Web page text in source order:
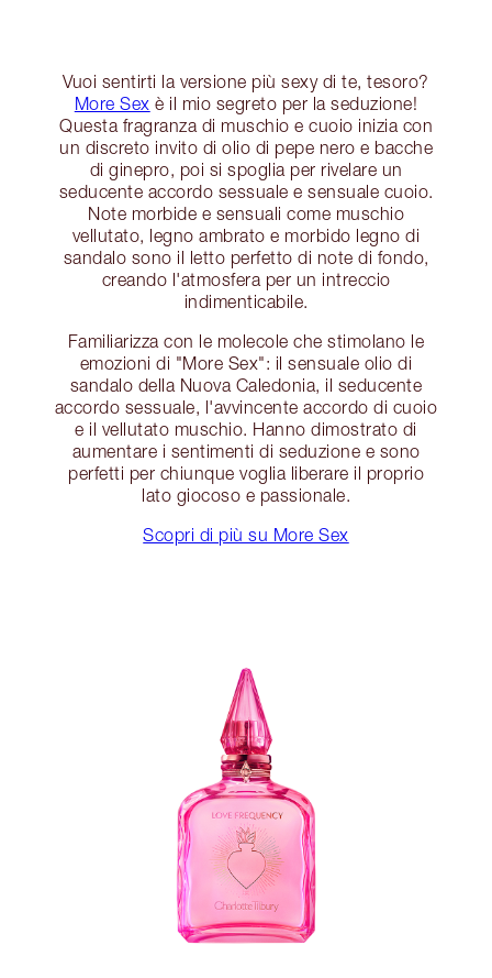
Vuoi sentirti la versione più sexy di te, tesoro?
More Sex è il mio segreto per la seduzione!
Questa fragranza di muschio e cuoio inizia con
un discreto invito di olio di pepe nero e bacche
di ginepro, poi si spoglia per rivelare un
seducente accordo sessuale e sensuale cuoio.
Note morbide e sensuali come muschio
vellutato, legno ambrato e morbido legno di
sandalo sono il letto perfetto di note di fondo,
creando l'atmosfera per un intreccio
indimenticabile.
Familiarizza con le molecole che stimolano le
emozioni di "More Sex": il sensuale olio di
sandalo della Nuova Caledonia, il seducente
accordo sessuale, l'avvincente accordo di cuoio
e il vellutato muschio. Hanno dimostrato di
aumentare i sentimenti di seduzione e sono
perfetti per chiunque voglia liberare il proprio
lato giocoso e passionale.
Scopri di più su More Sex